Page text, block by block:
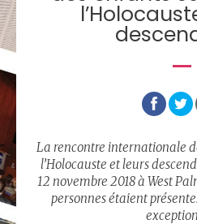
La rencontre internationale
l’Holocauste et leurs
12 novembre 2018 à West
personnes étaient